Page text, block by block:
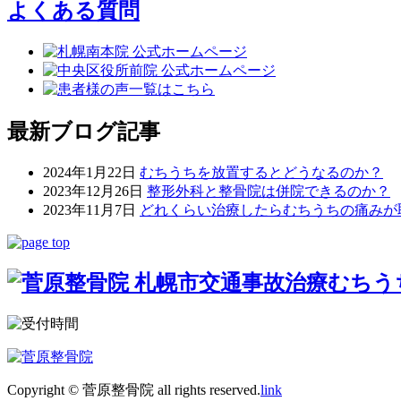
よくある質問
最新ブログ記事
2024年1月22日 むちうちを放置するとどうなるのか？
2023年12月26日 整形外科と整骨院は併院できるのか？
2023年11月7日 どれくらい治療したらむちうちの痛みが
Copyright © 菅原整骨院 all rights reserved.link